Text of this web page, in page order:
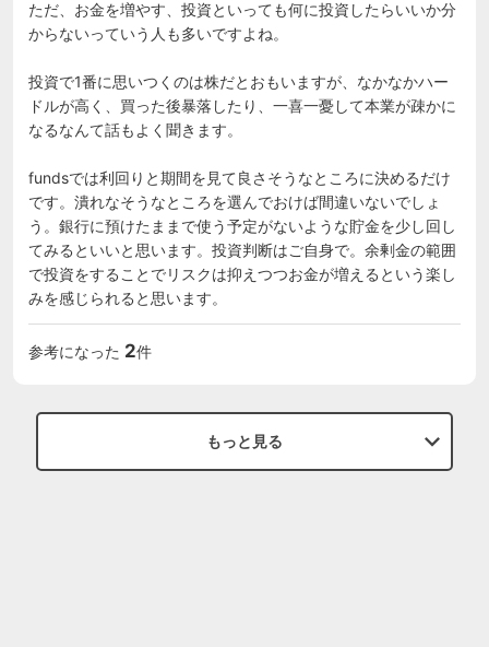
ただ、お金を増やす、投資といっても何に投資したらいいか分
からないっていう人も多いですよね。
投資で1番に思いつくのは株だとおもいますが、なかなかハー
ドルが高く、買った後暴落したり、一喜一憂して本業が疎かに
なるなんて話もよく聞きます。
fundsでは利回りと期間を見て良さそうなところに決めるだけ
です。潰れなそうなところを選んでおけば間違いないでしょ
う。銀行に預けたままで使う予定がないような貯金を少し回し
てみるといいと思います。投資判断はご自身で。余剰金の範囲
で投資をすることでリスクは抑えつつお金が増えるという楽し
みを感じられると思います。
参考になった 2件
もっと見る